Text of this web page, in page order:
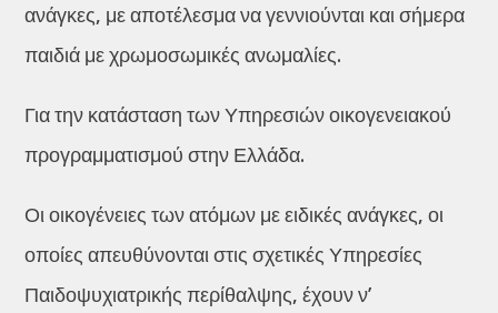
ανάγκες, με αποτέλεσμα να γεννιούνται και σήμερα
παιδιά με χρωμοσωμικές ανωμαλίες.
Για την κατάσταση των Υπηρεσιών οικογενειακού
προγραμματισμού στην Ελλάδα.
Οι οικογένειες των ατόμων με ειδικές ανάγκες, οι
οποίες απευθύνονται στις σχετικές Υπηρεσίες
Παιδοψυχιατρικής περίθαλψης, έχουν ν’